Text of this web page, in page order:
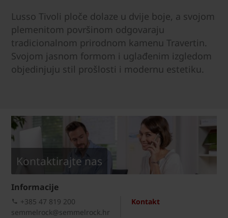
Lusso Tivoli ploče dolaze u dvije boje, a svojom
plemenitom površinom odgovaraju
tradicionalnom prirodnom kamenu Travertin.
Svojom jasnom formom i uglađenim izgledom
objedinjuju stil prošlosti i modernu estetiku.
Kontaktirajte nas
Informacije
Kontakt
+385 47 819 200​
semmelrock@semmelrock.hr